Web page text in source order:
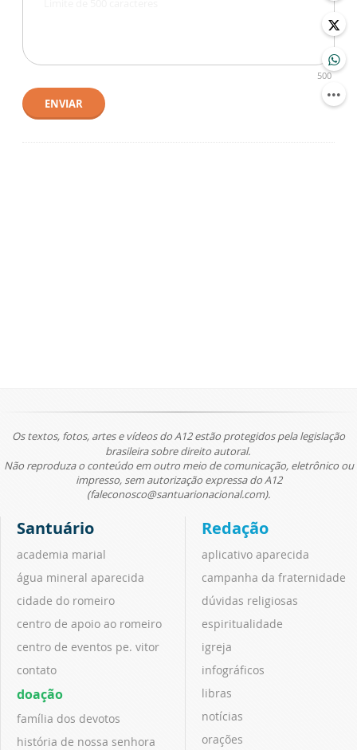
500
ENVIAR
Os textos, fotos, artes e vídeos do A12 estão protegidos pela legislação
brasileira sobre direito autoral.
Não reproduza o conteúdo em outro meio de comunicação, eletrônico ou
impresso, sem autorização expressa do A12
(faleconosco@santuarionacional.com).
Santuário
academia marial
água mineral aparecida
cidade do romeiro
centro de apoio ao romeiro
centro de eventos pe. vitor
contato
doação
família dos devotos
história de nossa senhora
Redação
aplicativo aparecida
campanha da fraternidade
dúvidas religiosas
espiritualidade
igreja
infográficos
libras
notícias
orações